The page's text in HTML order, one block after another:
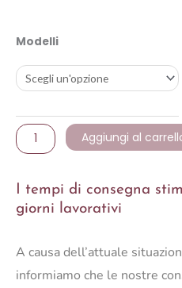
Modelli
Santa
gfitbox-
cake
quantità
Aggiungi al
I tempi di consegna
giorni lavorativi
A causa dell’attuale
informiamo che le nostre